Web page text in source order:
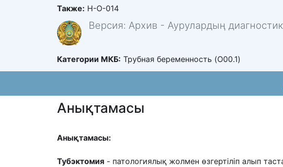
Также: H-O-014
Версия: Архив - Аурулардың
Категории МКБ: Трубная беременность (O00.1)
Анықтамасы
Анықтамасы:
Тубэктомия - патологиялық жолмен өзгертіліп алып